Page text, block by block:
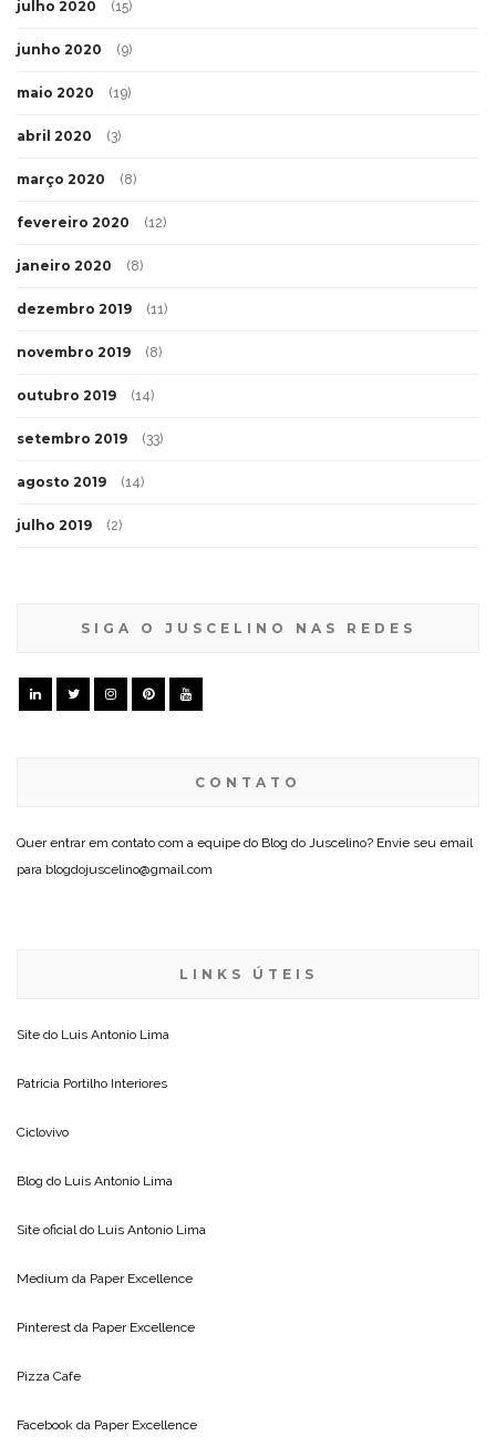
julho 2020 (15)
junho 2020 (9)
maio 2020 (19)
abril 2020 (3)
março 2020 (8)
fevereiro 2020 (12)
janeiro 2020 (8)
dezembro 2019 (11)
novembro 2019 (8)
outubro 2019 (14)
setembro 2019 (33)
agosto 2019 (14)
julho 2019 (2)
SIGA O JUSCELINO NAS REDES
CONTATO
Quer entrar em contato com a equipe do Blog do Juscelino? Envie seu email
para blogdojuscelino@gmail.com
LINKS ÚTEIS
Site do Luis Antonio Lima
Patricia Portilho Interiores
Ciclovivo
Blog do Luis Antonio Lima
Site oficial do Luis Antonio Lima
Medium da Paper Excellence
Pinterest da Paper Excellence
Pizza Cafe
Facebook da Paper Excellence